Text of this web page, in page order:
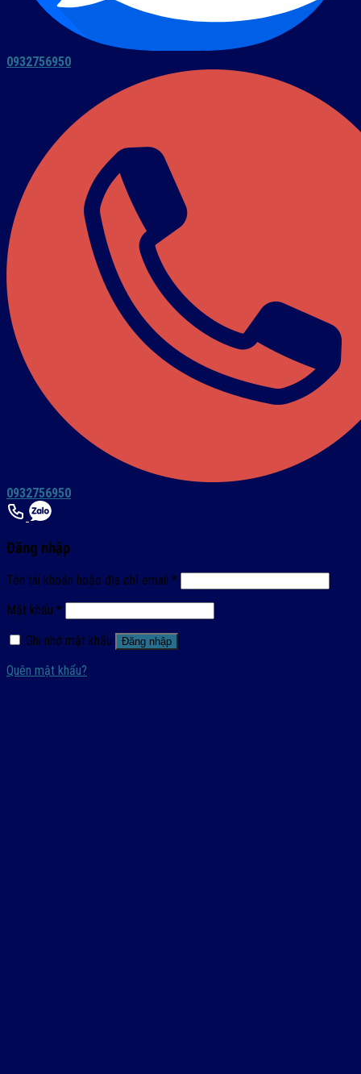
0932756950
0932756950
Đăng nhập
Tên tài khoản hoặc địa chỉ email *
Mật khẩu *
Ghi nhớ mật khẩu
Đăng nhập
Quên mật khẩu?